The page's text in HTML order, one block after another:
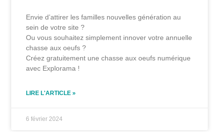
Envie d’attirer les familles nouvelles génération au
sein de votre site ?
Ou vous souhaitez simplement innover votre annuelle
chasse aux oeufs ?
Créez gratuitement une chasse aux oeufs numérique
avec Explorama !
LIRE L'ARTICLE »
6 février 2024